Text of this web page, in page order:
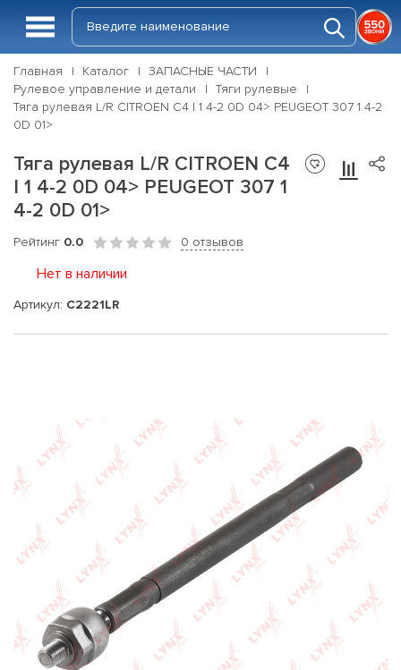
Главная Каталог
ЗАПАСНЫЕ ЧАСТИ
Рулевое управление и детали
Тяги рулевые
Тяга рулевая L/R CITROEN C4 I 1 4-2 0D 04> PEUGEOT 307 1 4-2
0D 01>
Тяга рулевая L/R CITROEN C4
I 1 4-2 0D 04> PEUGEOT 307 1
4-2 0D 01>
Рейтинг 0.0 0 отзывов
Нет в наличии
Артикул: C2221LR